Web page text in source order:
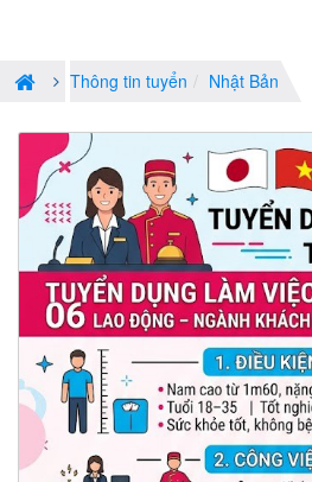
Thông tin tuyển Nhật Bản